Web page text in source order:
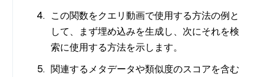
この関数をクエリ動画で使用する方法の例と
して、まず埋め込みを生成し、次にそれを検
索に使用する方法を示します。
関連するメタデータや類似度のスコアを含む